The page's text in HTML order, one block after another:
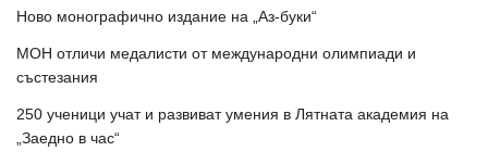
Ново монографично издание на „Аз-буки“
МОН отличи медалисти от международни олимпиади и
състезания
250 ученици учат и развиват умения в Лятната академия на
„Заедно в час“